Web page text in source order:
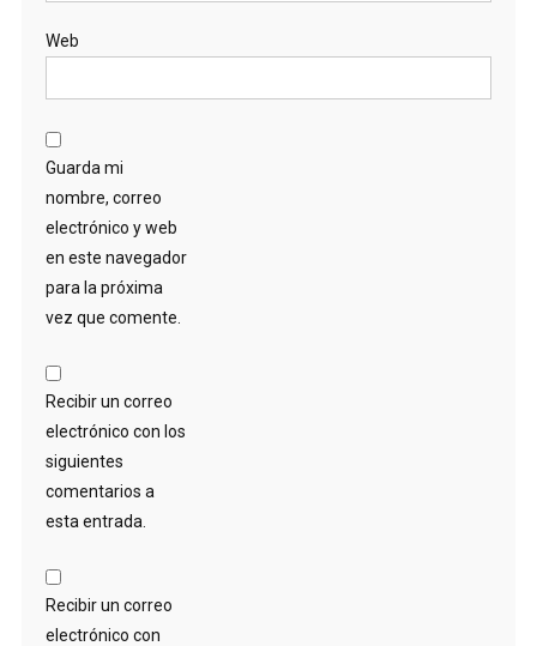
Web
Guarda mi
nombre, correo
electrónico y web
en este navegador
para la próxima
vez que comente.
Recibir un correo
electrónico con los
siguientes
comentarios a
esta entrada.
Recibir un correo
electrónico con